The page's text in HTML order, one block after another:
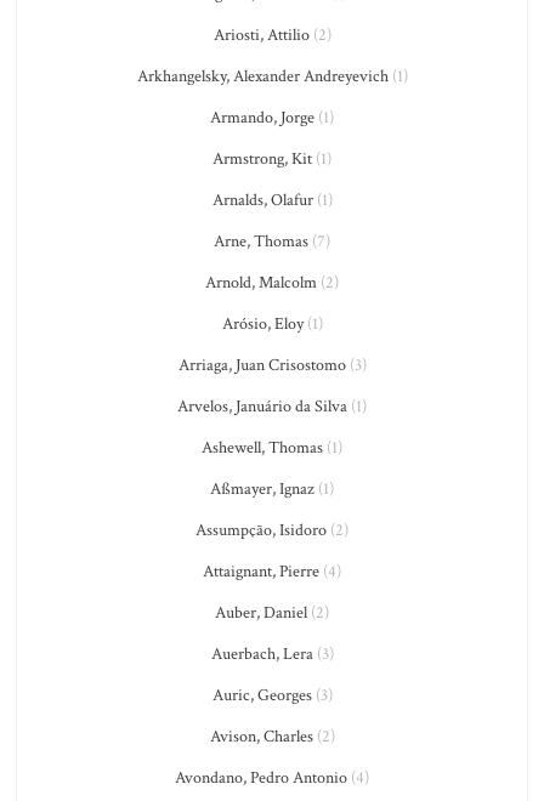
Ariosti, Attilio(2)
Arkhangelsky, Alexander Andreyevich(1)
Armando, Jorge (1)
Armstrong, Kit (1)
Arnalds, Olafur(1)
Arne, Thomas (7)
Arnold, Malcolm (2)
Arósio, Eloy(1)
Arriaga, Juan Crisostomo(3)
Arvelos, Januário da Silva (1)
Ashewell, Thomas (1)
Aßmayer, Ignaz (1)
Assumpção, Isidoro (2)
Attaignant, Pierre (4)
Auber, Daniel (2)
Auerbach, Lera(3)
Auric, Georges(3)
Avison, Charles(2)
Avondano, Pedro Antonio (4)